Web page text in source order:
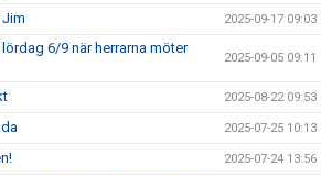
2025-09-17 09:03
6/9 när herrarna möter
2025-09-05 09:11
2025-08-22 09:53
2025-07-25 10:13
2025-07-24 13:56